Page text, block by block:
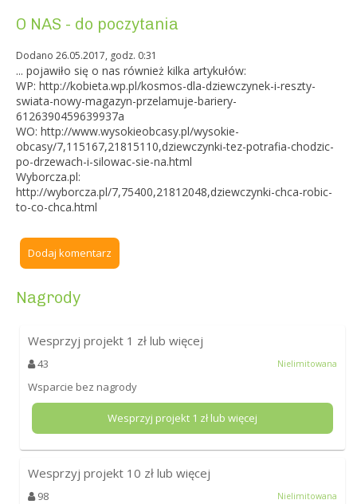
O NAS - do poczytania
Dodano 26.05.2017, godz. 0:31
... pojawiło się o nas również kilka artykułów:
WP: http://kobieta.wp.pl/kosmos-dla-dziewczynek-i-reszty-
swiata-nowy-magazyn-przelamuje-bariery-
6126390459639937a
WO: http://www.wysokieobcasy.pl/wysokie-
obcasy/7,115167,21815110,dziewczynki-tez-potrafia-chodzic-
po-drzewach-i-silowac-sie-na.html
Wyborcza.pl:
http://wyborcza.pl/7,75400,21812048,dziewczynki-chca-robic-
to-co-chca.html
Dodaj komentarz
Nagrody
Wesprzyj projekt 1 zł lub więcej
43 Nielimitowana
Wsparcie bez nagrody
Wesprzyj projekt 1 zł lub więcej
Wesprzyj projekt 10 zł lub więcej
98 Nielimitowana